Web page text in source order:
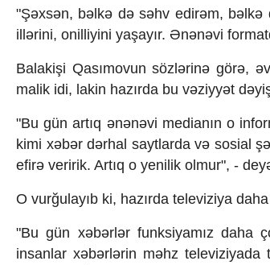
Crossmedia.az - 1 yaş
Siyasət
Məhkəmə və hüquq
Ekologiya
Zəfər - 5
Gənclər və İdman
Media və QHT
Hadisə
Sağlamlıq
Sosium
Texnologiya
Əlaqə
Missiyamız
"Şəxsən, bəlkə də səhv edirəm,
illərini, onilliyini yaşayır. Ənənəvi
Balakişi Qasımovun sözlərinə görə,
malik idi, lakin hazırda bu vəziyyət
"Bu gün artıq ənənəvi medianın o
kimi xəbər dərhal saytlarda və sosial
efirə veririk. Artıq o yenilik olmur", -
O vurğulayıb ki, hazırda televiziya
"Bu gün xəbərlər funksiyamız daha
insanlar xəbərlərin məhz